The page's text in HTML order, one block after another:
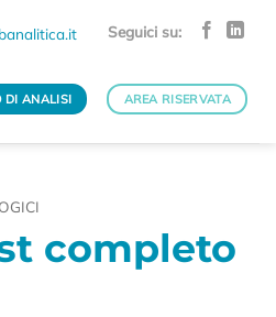
Seguici su:
DI ANALISI AREA RISERVATA
completo